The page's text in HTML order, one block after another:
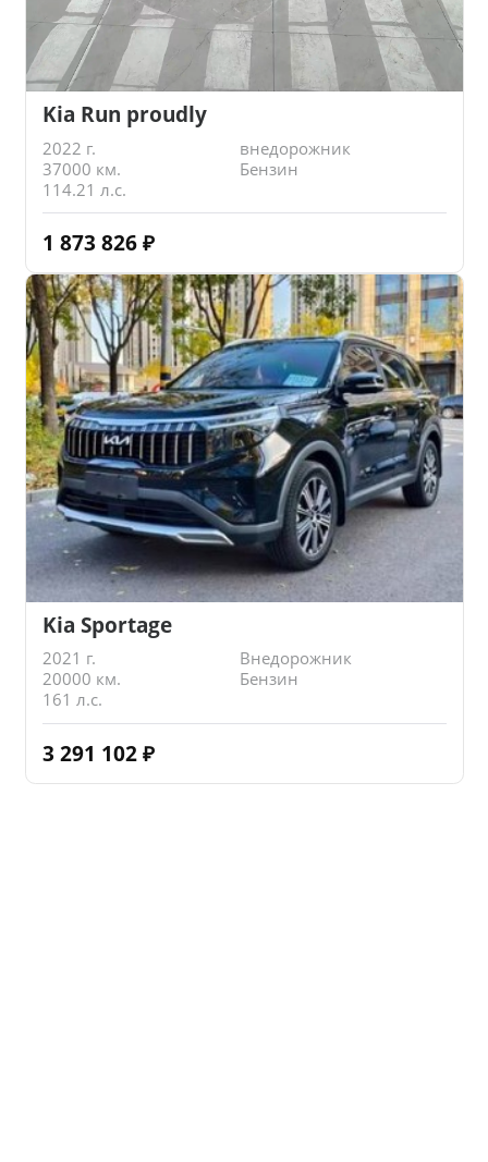
Kia Run proudly
2022 г.
внедорожник
37000 км.
Бензин
114.21 л.с.
1 873 826 ₽
Kia Sportage
2021 г.
Внедорожник
20000 км.
Бензин
161 л.с.
3 291 102 ₽